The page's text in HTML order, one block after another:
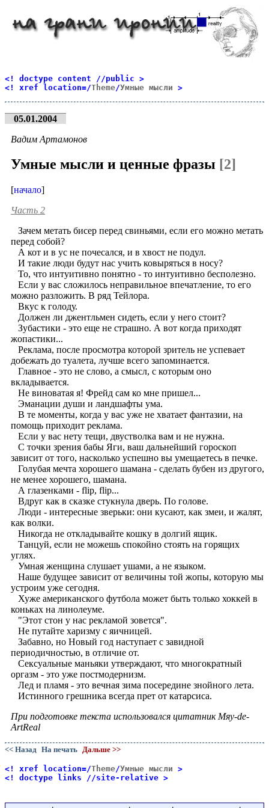
<! doctype content //public >
<! xref location=/Theme/Умные мысли >
05.01.2004
Вадим Артамонов
Умные мысли и ценные фразы [2]
[начало]
Часть 2
Зачем метать бисер перед свиньями, если его можно метать
перед собой?
А кот и в ус не почесался, и в хвост не подул.
И такие люди будут нас учить ковыряться в носу?
То, что интуитивно понятно - то интуитивно бесполезно.
Если у вас сложилось неправильное впечатление, то его
можно разложить. В ряд Тейлора.
Вкус к голоду.
Должен ли джентльмен сидеть, если у него стоит?
Зубастики - это еще не страшно. А вот когда приходят
жопастики...
Реклама, после просмотра которой зритель не успевает
добежать до туалета, лучше всего запоминается.
Главное - это не слово, а смысл, с которым оно
вкладывается.
Не виноватая я! Фрейд сам ко мне пришел...
Эманации души и ландшафты ума.
В те моменты, когда у вас уже не хватает фантазии, на
помощь приходит реклама.
Если у вас нету тещи, двустволка вам и не нужна.
С точки зрения бабы Яги, ваш дальнейший гороскоп
зависит от того, насколько успешно вы умещаетесь в печке.
Голубая мечта хорошего шамана - сделать бубен из другого,
не менее хорошего, шамана.
А глазенками - flip, flip...
Вдруг как в сказке стукнула дверь. По голове.
Люди - интересные зверьки: они кусают, как змеи, и жалят,
как волки.
Никогда не откладывайте кошку в долгий ящик.
Танцуй, если не можешь спокойно стоять на горящих
углях.
Умная женщина слушает ушами, а не языком.
Наше будущее зависит от величины той жопы, которую мы
устроим уже сегодня.
Хуже американского футбола может быть только хоккей в
коньках на линолеуме.
"Этот стон у нас рекламой зовется".
Не путайте харизму с яичницей.
Забавно, но Новый год наступает с завидной
периодичностью, в отличие от.
Сексуальные маньяки утверждают, что многократный
оргазм - это уже постмодернизм.
Лед и пламя - это вечная зима посередине знойного лета.
Истинного грешника всегда прет от катарсиса.
При подготовке текста использовался цитатник Мяу-de-
ArtReal
<< Назад На печать Дальше >>
<! xref location=/Theme/Умные мысли >
<! doctype links //site-relative >